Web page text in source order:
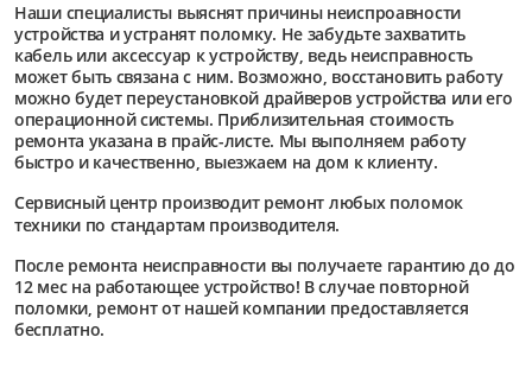
Наши специалисты выяснят причины неиспроавности
устройства и устранят поломку. Не забудьте захватить
кабель или аксессуар к устройству, ведь неисправность
может быть связана с ним. Возможно, восстановить работу
можно будет переустановкой драйверов устройства или его
операционной системы. Приблизительная стоимость
ремонта указана в прайс-листе. Мы выполняем работу
быстро и качественно, выезжаем на дом к клиенту.
Сервисный центр производит ремонт любых поломок
техники по стандартам производителя.
После ремонта неисправности вы получаете гарантию до до
12 мес на работающее устройство! В случае повторной
поломки, ремонт от нашей компании предоставляется
бесплатно.